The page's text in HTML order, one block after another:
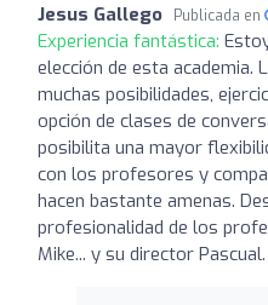
Jesus Gallego Publicada en
Experiencia fantástica:
elección de esta academia.
muchas posibilidades,
opción de clases de
posibilita una mayor
con los profesores y
hacen bastante amenas.
profesionalidad de los
Mike... y su director